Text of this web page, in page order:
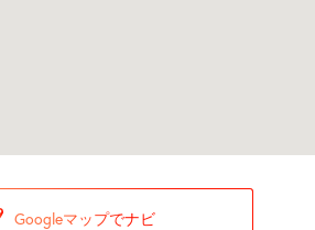
Googleマップでナビ